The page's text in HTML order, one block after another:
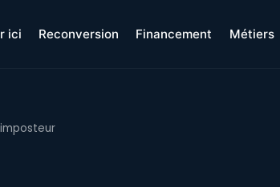
ici Reconversion Financement Métiers